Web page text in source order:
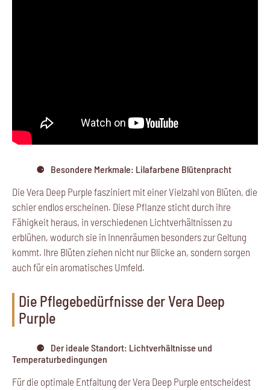
Besondere Merkmale: Lilafarbene Blütenpracht
Die Vera Deep Purple fasziniert mit einer Vielzahl von Blüten, die
schier endlos erscheinen. Diese Pflanze sticht durch ihre
Fähigkeit heraus, in verschiedenen Lichtverhältnissen zu
erblühen, wodurch sie in Innenräumen besonders zur Geltung
kommt. Ihre Blüten ziehen nicht nur Blicke an, sondern sorgen
auch für ein aromatisches Umfeld.
Die Pflegebedürfnisse der Vera Deep
Purple
Der ideale Standort: Lichtverhältnisse und
Temperaturbedingungen
Für die optimale Entfaltung der Vera Deep Purple entscheidest